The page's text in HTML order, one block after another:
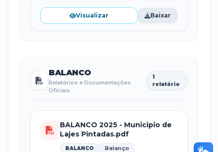
Visualizar Baixar
BALANCO
Relatórios e Documentações
Oficiais
1
relatório
BALANCO 2025 - Municipio de
Lajes Pintadas.pdf
BALANCO Balanço